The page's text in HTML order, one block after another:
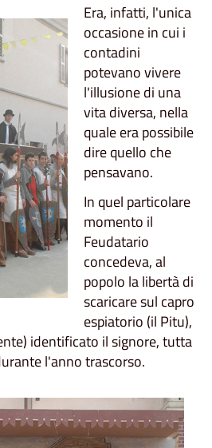
Era, infatti, l'unica
occasione in cui i
contadini
potevano vivere
l'illusione di una
vita diversa, nella
quale era possibile
dire quello che
pensavano.
In quel particolare
momento il
Feudatario
concedeva, al
popolo la libertà di
scaricare sul capro
espiatorio (il Pitu),
identificato il signore, tutta
l'anno trascorso.